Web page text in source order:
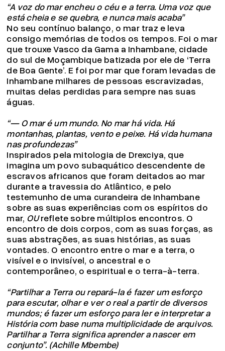
“A voz do mar encheu o céu e a terra. Uma voz que
está cheia e se quebra, e nunca mais acaba”
No seu contínuo balanço, o mar traz e leva
consigo memórias de todos os tempos. Foi o mar
que trouxe Vasco da Gama a Inhambane, cidade
do sul de Moçambique batizada por ele de ‘Terra
de Boa Gente’. E foi por mar que foram levadas de
Inhambane milhares de pessoas escravizadas,
muitas delas perdidas para sempre nas suas
águas.
“— O mar é um mundo. No mar há vida. Há
montanhas, plantas, vento e peixe. Há vida humana
nas profundezas”
Inspirados pela mitologia de Drexciya, que
imagina um povo subaquático descendente de
escravos africanos que foram deitados ao mar
durante a travessia do Atlântico, e pelo
testemunho de uma curandeira de Inhambane
sobre as suas experiências com os espíritos do
mar, OUreflete sobre múltiplos encontros. O
encontro de dois corpos, com as suas forças, as
suas abstrações, as suas histórias, as suas
vontades. O encontro entre o mar e a terra, o
visível e o invisível, o ancestral e o
contemporâneo, o espiritual e o terra-à-terra.
“Partilhar a Terra ou repará-la é fazer um esforço
para escutar, olhar e ver o real a partir de diversos
mundos; é fazer um esforço para ler e interpretar a
História com base numa multiplicidade de arquivos.
Partilhar a Terra significa aprender a nascer em
conjunto”. (Achille Mbembe)